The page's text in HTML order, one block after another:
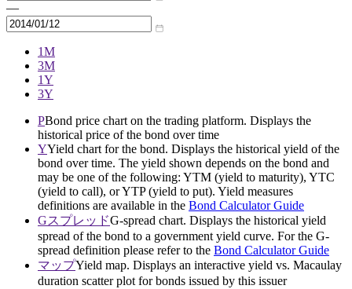
—
1M
3M
1Y
3Y
PBond price chart on the trading platform. Displays the
historical price of the bond over time
YYield chart for the bond. Displays the historical yield of the
bond over time. The yield shown depends on the bond and
may be one of the following: YTM (yield to maturity), YTC
(yield to call), or YTP (yield to put). Yield measures
definitions are available in the Bond Calculator Guide
GスプレッドG-spread chart. Displays the historical yield
spread of the bond to a government yield curve. For the G-
spread definition please refer to the Bond Calculator Guide
マップYield map. Displays an interactive yield vs. Macaulay
duration scatter plot for bonds issued by this issuer